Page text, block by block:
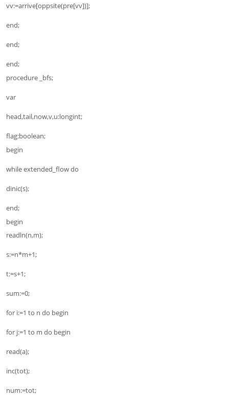
vv:=arrive[oppsite(pre[vv])];
end;
end;
end;
procedure _bfs;
var
head,tail,now,v,u:longint;
flag:boolean;
begin
while extended_flow do
dinic(s);
end;
begin
readln(n,m);
s:=n*m+1;
t:=s+1;
sum:=0;
for i:=1 to n do begin
for j:=1 to m do begin
read(a);
inc(tot);
num:=tot;